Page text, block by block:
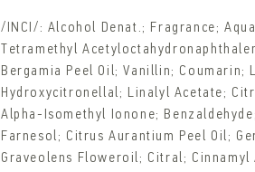
/INCI/: Alcohol Denat.; Fragrance;
Tetramethyl
Bergamia Peel Oil; Vanillin; Coumarin;
Hydroxycitronellal; Linalyl Acetate;
Alpha-Isomethyl Ionone;
Farnesol; Citrus Aurantium Peel Oil;
Graveolens Floweroil; Citral; Cinnamyl